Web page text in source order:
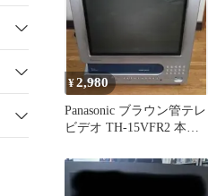
¥2,980
Panasonic ブラウン管テレ
ビデオ TH-15VFR2 本体